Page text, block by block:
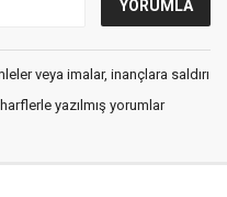
veya imalar, inançlara saldırı
yazılmış yorumlar